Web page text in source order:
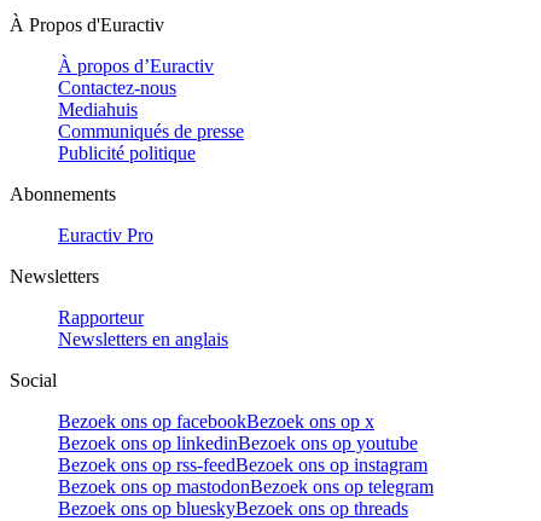
À Propos d'Euractiv
À propos d’Euractiv
Contactez-nous
Mediahuis
Communiqués de presse
Publicité politique
Abonnements
Euractiv Pro
Newsletters
Rapporteur
Newsletters en anglais
Social
Bezoek ons op facebookBezoek ons op x
Bezoek ons op linkedinBezoek ons op youtube
Bezoek ons op rss-feedBezoek ons op instagram
Bezoek ons op mastodonBezoek ons op telegram
Bezoek ons op blueskyBezoek ons op threads